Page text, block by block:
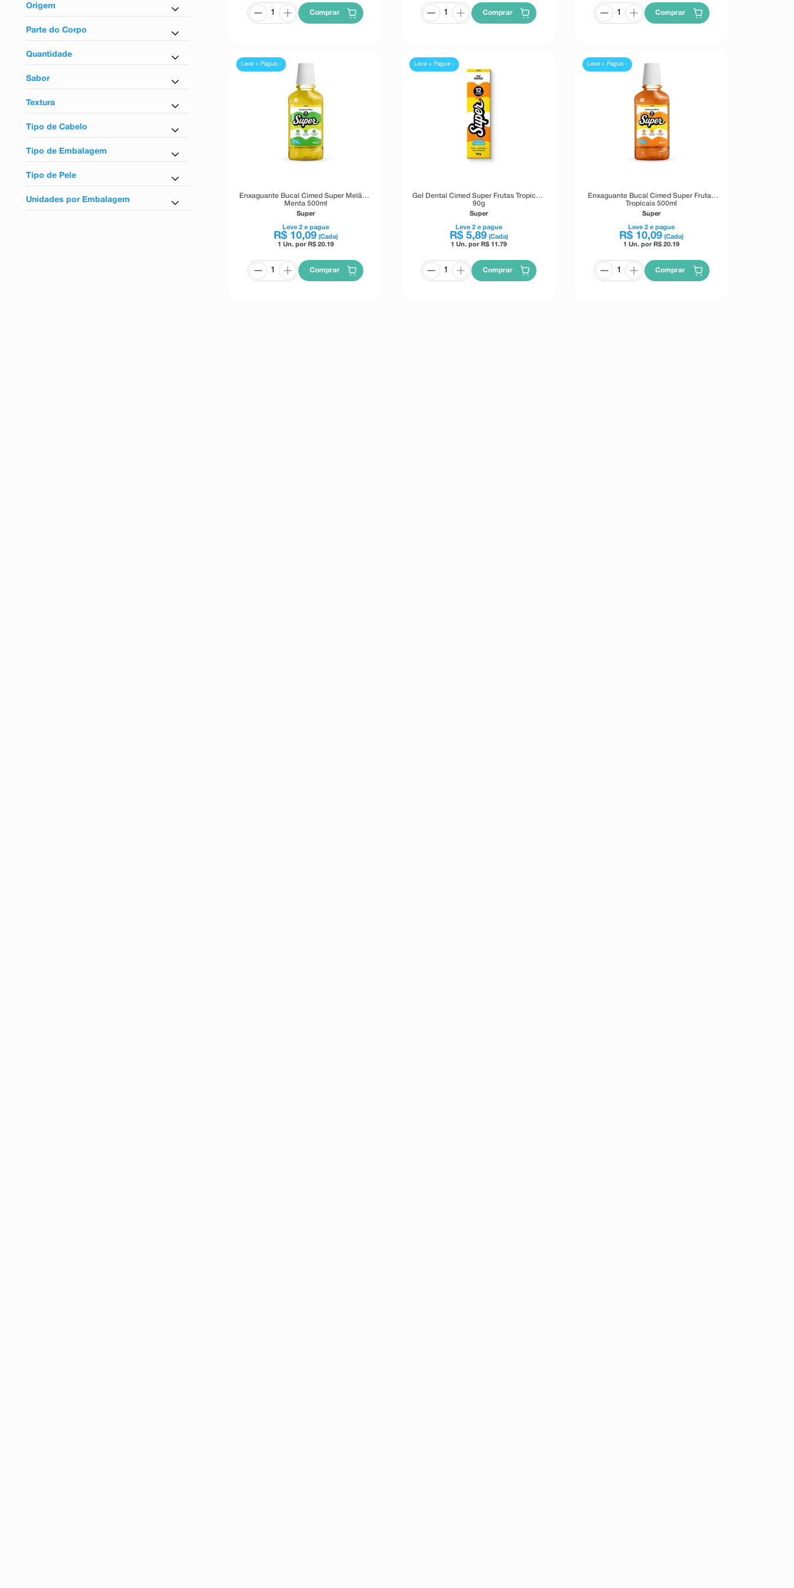
Masculino
Unissex
Origem
Nacional
Parte do Corpo
Para axilas
Para os pés
Quantidade
150ml
200ml
250ml
400ml
500ml
90g
Sabor
Frutas tropicais
Frutas vermelhas
Melão e Menta
Textura
Líquida
Em gel
Em espuma
Tipo de Cabelo
Para todos os tipos de cabelos
Tipo de Embalagem
Lata
Tipo de Pele
Para todos os tipos de pele
Unidades por Embalagem
Comprar Comprar Comprar
Leve + Pague -
Enxaguante Bucal Cimed Super Melão e
Menta 500ml
Super
Leve 2e pague
R$ 10,09 (Cada)
1 Un. por R$ 20.19
Comprar
Leve + Pague -
Gel Dental Cimed Super Frutas Tropicais
90g
Super
Leve 2e pague
R$ 5,89 (Cada)
1 Un. por R$ 11.79
Comprar
Leve + Pague -
Enxaguante Bucal Cimed Super Frutas
Tropicais 500ml
Super
Leve2 e pague
R$ 10,09 (Cada)
1 Un. por R$20.19
Comprar